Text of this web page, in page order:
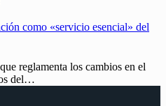
como «servicio esencial» del
reglamenta los cambios en el
del…